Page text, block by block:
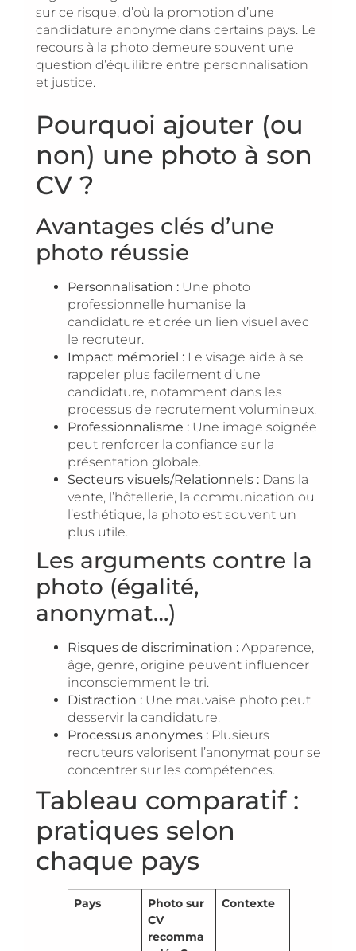
sur ce risque, d’où la promotion d’une
candidature anonyme dans certains pays. Le
recours à la photo demeure souvent une
question d’équilibre entre personnalisation
et justice.
Pourquoi ajouter (ou
non) une photo à son
CV ?
Avantages clés d’une
photo réussie
Personnalisation : Une photo
professionnelle humanise la
candidature et crée un lien visuel avec
le recruteur.
Impact mémoriel : Le visage aide à se
rappeler plus facilement d’une
candidature, notamment dans les
processus de recrutement volumineux.
Professionnalisme : Une image soignée
peut renforcer la confiance sur la
présentation globale.
Secteurs visuels/Relationnels : Dans la
vente, l’hôtellerie, la communication ou
l’esthétique, la photo est souvent un
plus utile.
Les arguments contre la
photo (égalité,
anonymat…)
Risques de discrimination : Apparence,
âge, genre, origine peuvent influencer
inconsciemment le tri.
Distraction : Une mauvaise photo peut
desservir la candidature.
Processus anonymes : Plusieurs
recruteurs valorisent l’anonymat pour se
concentrer sur les compétences.
Tableau comparatif :
pratiques selon
chaque pays
Pays
Photo sur
CV
recomma
Contexte